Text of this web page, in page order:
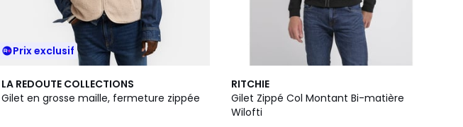
Prix exclusif
LA REDOUTE COLLECTIONS
Gilet en grosse maille, fermeture zippée
5
/
2
Couleurs
RITCHIE
Gilet Zippé Col Montant Bi-matière
Wilofti
2
Couleurs